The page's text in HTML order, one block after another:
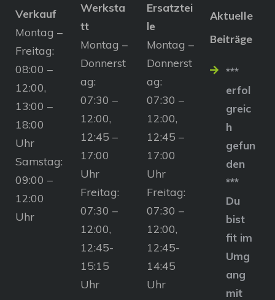
Verkauf
Montag –
Freitag:
08:00 –
12:00,
13:00 –
18:00
Uhr
Samstag:
09:00 –
12:00
Uhr
Werksta
tt
Montag –
Donnerst
ag:
07:30 –
12:00,
12:45 –
17:00
Uhr
Freitag:
07:30 –
12:00,
12:45-
15:15
Uhr
Ersatztei
le
Montag –
Donnerst
ag:
07:30 –
12:00,
12:45 –
17:00
Uhr
Freitag:
07:30 –
12:00,
12:45-
14:45
Uhr
Aktuelle
Beiträge
***
erfol
greic
h
gefun
den
***
Du
bist
fit im
Umg
ang
mit